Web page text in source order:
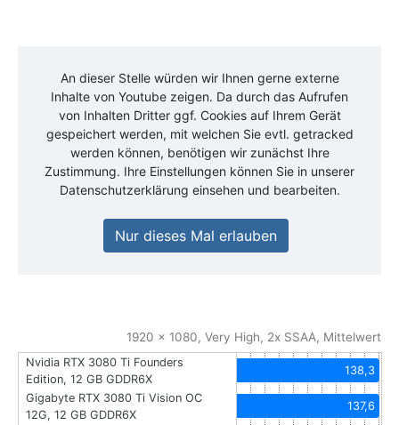
An dieser Stelle würden wir Ihnen gerne externe
Inhalte von Youtube zeigen. Da durch das Aufrufen
von Inhalten Dritter ggf. Cookies auf Ihrem Gerät
gespeichert werden, mit welchen Sie evtl. getracked
werden können, benötigen wir zunächst Ihre
Zustimmung. Ihre Einstellungen können Sie in unserer
Datenschutzerklärung einsehen und bearbeiten.
Nur dieses Mal erlauben
1920 x 1080, Very High, 2x SSAA, Mittelwert
Nvidia RTX 3080 Ti Founders
Edition, 12 GB GDDR6X
138,3
Gigabyte RTX 3080 Ti Vision OC
12G, 12 GB GDDR6X
137,6